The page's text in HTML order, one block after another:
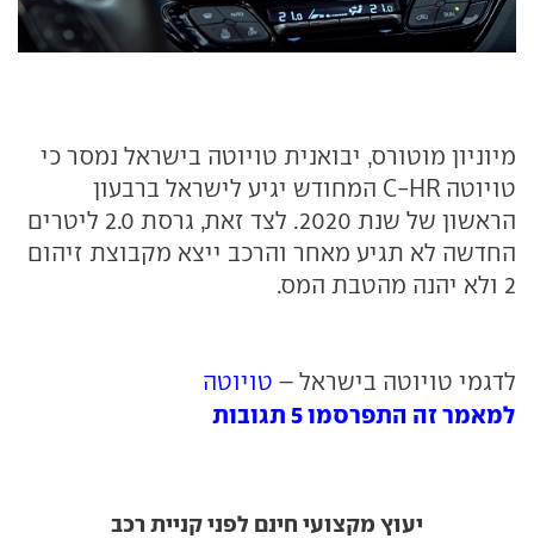
מיוניון מוטורס, יבואנית טויוטה בישראל נמסר כי
טויוטה C-HR המחודש יגיע לישראל ברבעון
הראשון של שנת 2020. לצד זאת, גרסת 2.0 ליטרים
החדשה לא תגיע מאחר והרכב ייצא מקבוצת זיהום
2 ולא יהנה מהטבת המס.
לדגמי טויוטה בישראל – טויוטה
למאמר זה התפרסמו 5 תגובות
יעוץ מקצועי חינם לפני קניית רכב